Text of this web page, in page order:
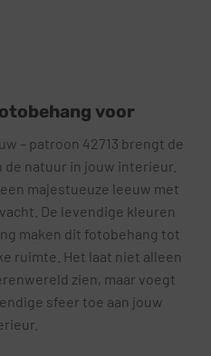
voor
– patroon 42713 brengt de
natuur in jouw interieur.
majestueuze leeuw met
De levendige kleuren
maken dit fotobehang tot
ruimte. Het laat niet alleen
zien, maar voegt
sfeer toe aan jouw